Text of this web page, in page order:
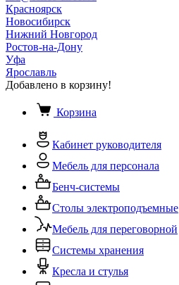
Красноярск
Новосибирск
Нижний Новгород
Ростов-на-Дону
Уфа
Ярославль
Добавлено в корзину!
Корзина
Кабинет руководителя
Мебель для персонала
Бенч-системы
Столы электроподъемные
Мебель для переговорной
Системы хранения
Кресла и стулья